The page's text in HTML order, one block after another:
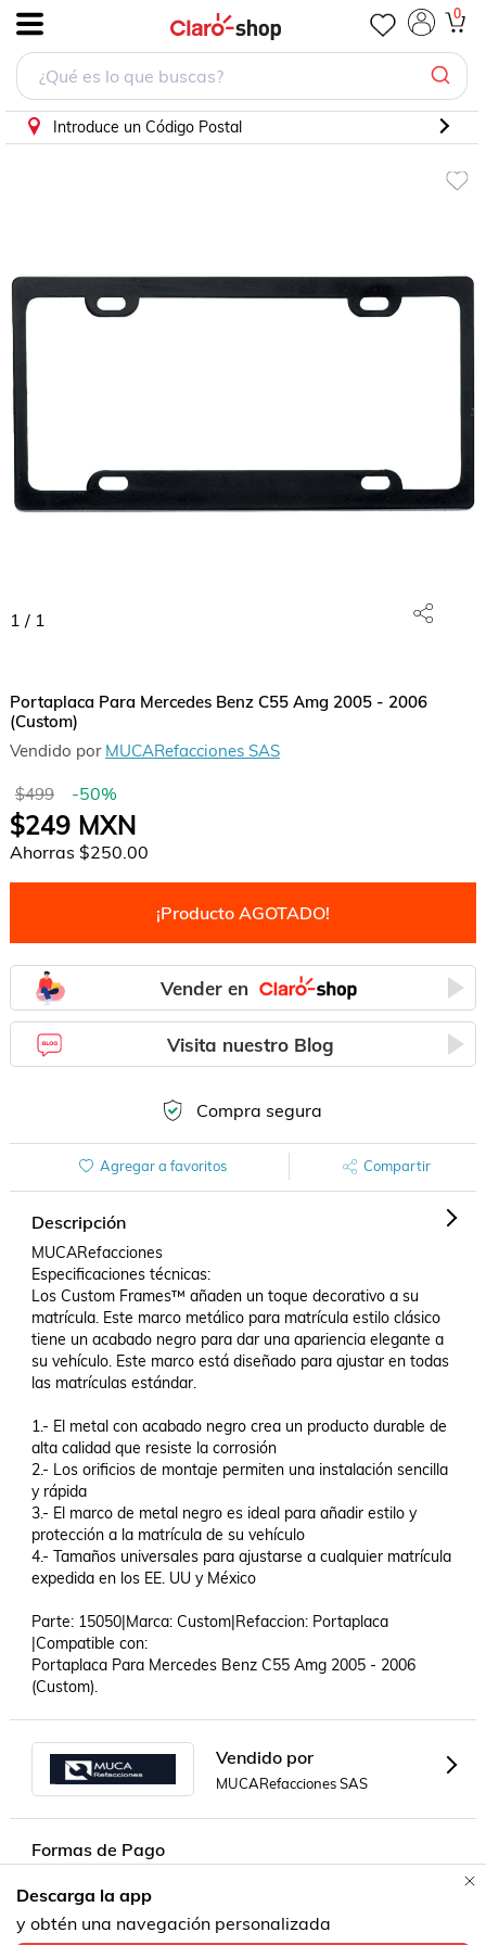
0
Introduce un Código Postal
1 / 1
Portaplaca Para Mercedes Benz C55 Amg 2005 - 2006
(Custom)
Vendido por MUCARefacciones SAS
$499 -50%
$249MXN
Ahorras $250.00
¡Producto AGOTADO!
Vender en
Visita nuestro Blog
Compra segura
Agregar a favoritos Compartir
Descripción
MUCARefacciones
Especificaciones técnicas:
Los Custom Frames™ añaden un toque decorativo a su
matrícula. Este marco metálico para matrícula estilo clásico
tiene un acabado negro para dar una apariencia elegante a
su vehículo. Este marco está diseñado para ajustar en todas
las matrículas estándar.
1.- El metal con acabado negro crea un producto durable de
alta calidad que resiste la corrosión
2.- Los orificios de montaje permiten una instalación sencilla
y rápida
3.- El marco de metal negro es ideal para añadir estilo y
protección a la matrícula de su vehículo
4.- Tamaños universales para ajustarse a cualquier matrícula
expedida en los EE. UU y México
Parte: 15050|Marca: Custom|Refaccion: Portaplaca
|Compatible con:
Portaplaca Para Mercedes Benz C55 Amg 2005 - 2006
(Custom).
Vendido por
MUCARefacciones SAS
Formas de Pago
Descarga la app
y obtén una navegación personalizada